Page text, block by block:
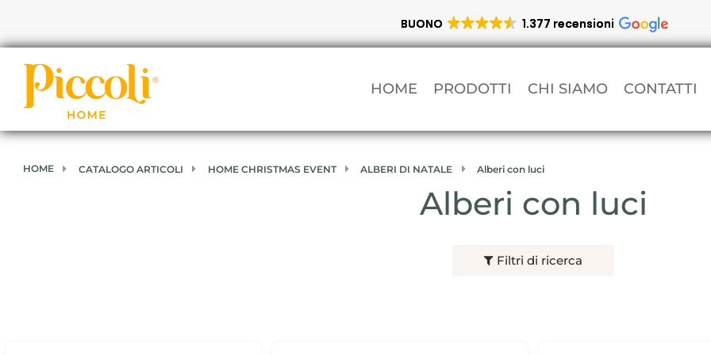
BUONO 1.377 recensioni
HOME PRODOTTI CHI SIAMO CONTATTI
HOME CATALOGO ARTICOLI HOME CHRISTMAS EVENT ALBERI DI NATALE Alberi con luci
Alberi con luci
Filtri di ricerca